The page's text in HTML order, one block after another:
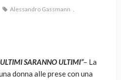
Alessandro Gassmann
SARANNO ULTIMI”– La
donna alle prese con una